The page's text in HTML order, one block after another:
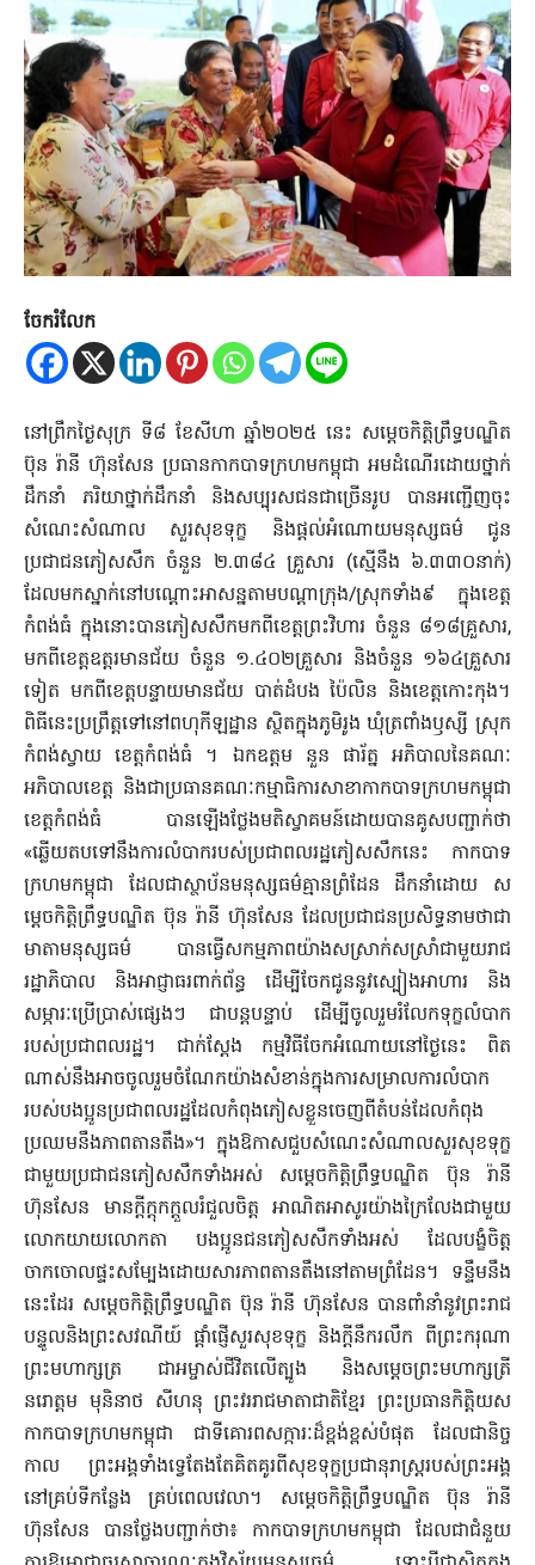
ចែករំលែក
នៅព្រឹកថ្ងៃសុក្រ ទី៨ ខែសីហា ឆ្នាំ២០២៥ នេះ សម្តេចកិត្តិព្រឹទ្ធបណ្ឌិត
ប៊ុន រ៉ានី ហ៊ុនសែន ប្រធានកាកបាទក្រហមកម្ពុជា អមដំណើរដោយថ្នាក់
ដឹកនាំ ភរិយាថ្នាក់ដឹកនាំ និងសប្បុរសជនជាច្រើនរូប បានអញ្ជើញចុះ
សំណេះសំណាល សួរសុខទុក្ខ និងផ្តល់អំណោយមនុស្សធម៌ ជូន
ប្រជាជនភៀសសឹក ចំនួន ២.៣៨៤ គ្រួសារ (ស្មើនឹង ៦.៣៣០នាក់)
ដែលមកស្នាក់នៅបណ្តោះអាសន្នតាមបណ្តាក្រុង/ស្រុកទាំង៩ ក្នុងខេត្ត
កំពង់ធំ ក្នុងនោះបានភៀសសឹកមកពីខេត្តព្រះវិហារ ចំនួន ៨១៨គ្រួសារ,
មកពីខេត្តឧត្តរមានជ័យ ចំនួន ១.៤០២គ្រួសារ និងចំនួន ១៦៤គ្រួសារ
ទៀត មកពីខេត្តបន្ទាយមានជ័យ បាត់ដំបង ប៉ៃលិន និងខេត្តកោះកុង។
ពិធីនេះប្រព្រឹត្តទៅនៅពហុកីឡដ្ឋាន ស្ថិតក្នុងភូមិរូង ឃុំត្រពាំងឫស្សី ស្រុក
កំពង់ស្វាយ ខេត្តកំពង់ធំ ។ ឯកឧត្តម នួន ផារ័ត្ន អភិបាលនៃគណៈ
អភិបាលខេត្ត និងជាប្រធានគណៈកម្មាធិការសាខាកាកបាទក្រហមកម្ពុជា
ខេត្តកំពង់ធំ បានឡើងថ្លែងមតិស្វាគមន៍ដោយបានគូសបញ្ជាក់ថា
«ឆ្លើយតបទៅនឹងការលំបាករបស់ប្រជាពលរដ្ឋភៀសសឹកនេះ កាកបាទ
ក្រហមកម្ពុជា ដែលជាស្ថាប័នមនុស្សធម៌គ្មានព្រំដែន ដឹកនាំដោយ ស
ម្តេចកិត្តិព្រឹទ្ធបណ្ឌិត ប៊ុន រ៉ានី ហ៊ុនសែន ដែលប្រជាជនប្រសិទ្ធនាមថាជា
មាតាមនុស្សធម៌ បានធ្វើសកម្មភាពយ៉ាងសស្រាក់សស្រាំជាមួយរាជ
រដ្ឋាភិបាល និងអាជ្ញាធរពាក់ព័ន្ធ ដើម្បីចែកជូននូវស្បៀងអាហារ និង
សម្ភារៈប្រើប្រាស់ផ្សេងៗ ជាបន្តបន្ទាប់ ដើម្បីចូលរួមរំលែកទុក្ខលំបាក
របស់ប្រជាពលរដ្ឋ។ ជាក់ស្តែង កម្មវិធីចែកអំណោយនៅថ្ងៃនេះ ពិត
ណាស់នឹងអាចចូលរួមចំណែកយ៉ាងសំខាន់ក្នុងការសម្រាលការលំបាក
របស់បងប្អូនប្រជាពលរដ្ឋដែលកំពុងភៀសខ្លួនចេញពីតំបន់ដែលកំពុង
ប្រឈមនឹងភាពតានតឹង»។ ក្នុងឱកាសជួបសំណេះសំណាលសួរសុខទុក្ខ
ជាមួយប្រជាជនភៀសសឹកទាំងអស់ សម្តេចកិត្តិព្រឹទ្ធបណ្ឌិត ប៊ុន រ៉ានី
ហ៊ុនសែន មានក្តីក្តុកក្តួលរំជួលចិត្ត អាណិតអាសូរយ៉ាងក្រៃលែងជាមួយ
លោកយាយលោកតា បងប្អូនជនភៀសសឹកទាំងអស់ ដែលបង្ខំចិត្ត
ចាកចោលផ្ទះសម្បែងដោយសារភាពតានតឹងនៅតាមព្រំដែន។ ទន្ទឹមនឹង
នេះដែរ សម្តេចកិត្តិព្រឹទ្ធបណ្ឌិត ប៊ុន រ៉ានី ហ៊ុនសែន បានពាំនាំនូវព្រះរាជ
បន្ទូលនិងព្រះសវណីយ៍ ផ្តាំផ្ញើសួរសុខទុក្ខ និងក្តីនឹករលឹក ពីព្រះករុណា
ព្រះមហាក្សត្រ ជាអម្ចាស់ជីវិតលើត្បូង និងសម្តេចព្រះមហាក្សត្រី
នរោត្តម មុនិនាថ សីហនុ ព្រះវររាជមាតាជាតិខ្មែរ ព្រះប្រធានកិត្តិយស
កាកបាទក្រហមកម្ពុជា ជាទីគោរពសក្ការៈដ៏ខ្ពង់ខ្ពស់បំផុត ដែលជានិច្ច
កាល ព្រះអង្គទាំងទ្វេតែងតែគិតគូរពីសុខទុក្ខប្រជានុរាស្ត្ររបស់ព្រះអង្គ
នៅគ្រប់ទីកន្លែង គ្រប់ពេលវេលា។ សម្តេចកិត្តិព្រឹទ្ធបណ្ឌិត ប៊ុន រ៉ានី
ហ៊ុនសែន បានថ្លែងបញ្ជាក់ថា៖ កាកបាទក្រហមកម្ពុជា ដែលជាជំនួយ